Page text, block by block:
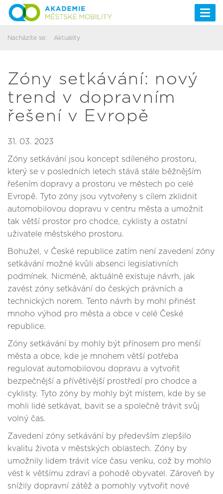
Nacházíte se: Aktuality
Zóny setkávání: nový
trend v dopravním
řešení v Evropě
31. 03. 2023
Zóny setkávání jsou koncept sdíleného prostoru,
který se v posledních letech stává stále běžnějším
řešením dopravy a prostoru ve městech po celé
Evropě. Tyto zóny jsou vytvořeny s cílem zklidnit
automobilovou dopravu v centru města a umožnit
tak větší prostor pro chodce, cyklisty a ostatní
uživatele městského prostoru.
Bohužel, v České republice zatím není zavedení zóny
setkávání možné kvůli absenci legislativních
podmínek. Nicméně, aktuálně existuje návrh, jak
zavést zóny setkávání do českých právních a
technických norem. Tento návrh by mohl přinést
mnoho výhod pro města a obce v celé České
republice.
Zóny setkávání by mohly být přínosem pro menší
města a obce, kde je mnohem větší potřeba
regulovat automobilovou dopravu a vytvořit
bezpečnější a přívětivější prostředí pro chodce a
cyklisty. Tyto zóny by mohly být místem, kde by se
mohli lidé setkávat, bavit se a společně trávit svůj
volný čas.
Zavedení zóny setkávání by především zlepšilo
kvalitu života v městských oblastech. Zóny by
umožnily lidem trávit více času venku, což by mohlo
vést k většímu zdraví a pohodě obyvatel. Zároveň by
snížily dopravní zátěž a pomohly vytvořit nové